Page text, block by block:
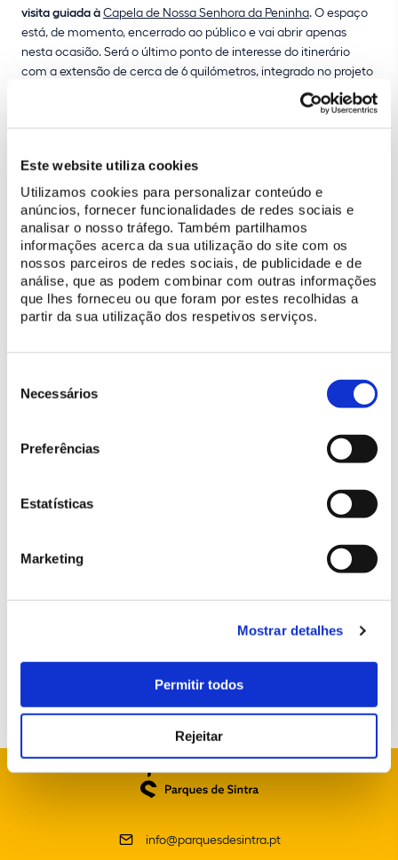
Este website utiliza cookies
Utilizamos cookies para personalizar conteúdo e
anúncios, fornecer funcionalidades de redes sociais e
analisar o nosso tráfego. Também partilhamos
informações acerca da sua utilização do site com os
nossos parceiros de redes sociais, de publicidade e de
análise, que as podem combinar com outras informações
que lhes forneceu ou que foram por estes recolhidas a
partir da sua utilização dos respetivos serviços.
Necessários
Preferências
Estatísticas
Marketing
Mostrar detalhes
Permitir todos
Rejeitar
visita guiada àCapela de Nossa Senhora da Peninha. O espaço
está, de momento, encerrado ao público e vai abrir apenas
nesta ocasião. Será o último ponto de interesse do itinerário
com a extensão de cerca de 6 quilómetros, integrado no projeto
da autarquia “3 Temas, 3 Rotas”, que dá a conhecer os encantos
do Parque Natural de Sintra-Cascais, unindo o verde da Serra de
Sintra e o azul do Oceano Atlântico.
OParque Natural de Sintra-Cascais
reclassificação do anterior estatuto de área de paisagem
protegida, estabelecido em 1981. Com 14 583 hectares, estende-
se do limite norte do concelho de Sintra, junto à foz do rio
Falcão, para sul até à Cidadela de Cascais. A Serra de Sintra –
onde se localizam oParque e o Palácio Nacional da Pena ; o
Castelo dos Mouros;o Parque e o Palácio de Monserrate; e o
Convento dos Capuchos– é o elemento dominante desta
paisagem, que abrange, igualmente, uma extensa área rural e
info@parquesdesintra.pt